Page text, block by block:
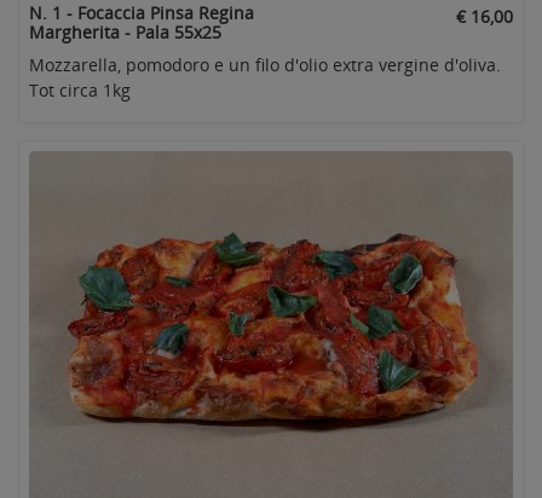
N. 1 - Focaccia Pinsa Regina
Margherita - Pala 55x25
€ 16,00
Mozzarella, pomodoro e un filo d'olio extra vergine d'oliva.
Tot circa 1kg